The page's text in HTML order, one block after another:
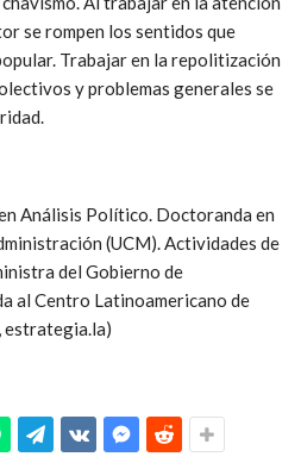
se rompen los sentidos que
Trabajar en la repolitización
y problemas generales se
Análisis Político. Doctoranda en
(UCM). Actividades de
del Gobierno de
al Centro Latinoamericano de
estrategia.la)